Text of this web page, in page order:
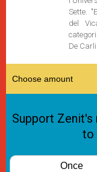
Sette.
del
De